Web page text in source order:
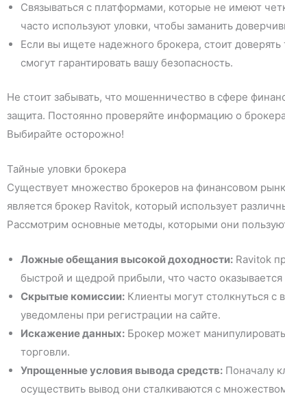
Связываться с платформами, которые не имеют
часто используют уловки, чтобы заманить
Если вы ищете надежного брокера, стоит доверять
смогут гарантировать вашу безопасность.
Не стоит забывать, что мошенничество в сфере
защита. Постоянно проверяйте информацию о
Выбирайте осторожно!
Тайные уловки брокера
Существует множество брокеров на финансовом
является брокер Ravitok, который использует
Рассмотрим основные методы, которыми они
Ложные обещания высокой доходности: Ravitok
быстрой и щедрой прибыли, что часто
Скрытые комиссии: Клиенты могут столкнуться
уведомлены при регистрации на сайте.
Искажение данных: Брокер может
торговли.
Упрощенные условия вывода средств: Поначалу
осуществить вывод они сталкиваются с